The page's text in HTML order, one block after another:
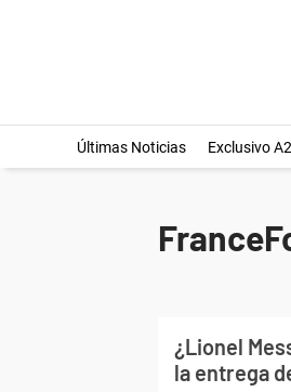
Últimas Noticias Exclusivo
¿Lionel
la entrega